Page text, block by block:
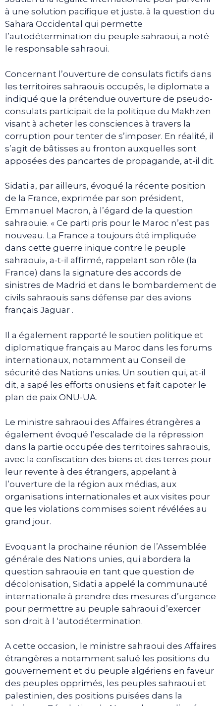
à une solution pacifique et juste. à la question du
Sahara Occidental qui permette
l’autodétermination du peuple sahraoui, a noté
le responsable sahraoui.
Concernant l’ouverture de consulats fictifs dans
les territoires sahraouis occupés, le diplomate a
indiqué que la prétendue ouverture de pseudo-
consulats participait de la politique du Makhzen
visant à acheter les consciences à travers la
corruption pour tenter de s’imposer. En réalité, il
s’agit de bâtisses au fronton auxquelles sont
apposées des pancartes de propagande, at-il dit.
Sidati a, par ailleurs, évoqué la récente position
de la France, exprimée par son président,
Emmanuel Macron, à l’égard de la question
sahraouie. « Ce parti pris pour le Maroc n’est pas
nouveau. La France a toujours été impliquée
dans cette guerre inique contre le peuple
sahraoui», a-t-il affirmé, rappelant son rôle (la
France) dans la signature des accords de
sinistres de Madrid et dans le bombardement de
civils sahraouis sans défense par des avions
français Jaguar .
Il a également rapporté le soutien politique et
diplomatique français au Maroc dans les forums
internationaux, notamment au Conseil de
sécurité des Nations unies. Un soutien qui, at-il
dit, a sapé les efforts onusiens et fait capoter le
plan de paix ONU-UA.
Le ministre sahraoui des Affaires étrangères a
également évoqué l’escalade de la répression
dans la partie occupée des territoires sahraouis,
avec la confiscation des biens et des terres pour
leur revente à des étrangers, appelant à
l’ouverture de la région aux médias, aux
organisations internationales et aux visites pour
que les violations commises soient révélées au
grand jour.
Evoquant la prochaine réunion de l’Assemblée
générale des Nations unies, qui abordera la
question sahraouie en tant que question de
décolonisation, Sidati a appelé la communauté
internationale à prendre des mesures d’urgence
pour permettre au peuple sahraoui d’exercer
son droit à l ‘autodétermination.
A cette occasion, le ministre sahraoui des Affaires
étrangères a notamment salué les positions du
gouvernement et du peuple algériens en faveur
des peuples opprimés, les peuples sahraoui et
palestinien, des positions puisées dans la